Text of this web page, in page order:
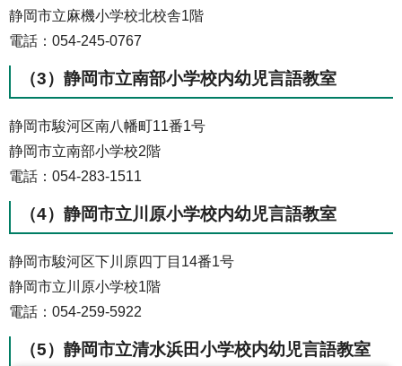
静岡市立麻機小学校北校舎1階
電話：054-245-0767
（3）静岡市立南部小学校内幼児言語教室
静岡市駿河区南八幡町11番1号
静岡市立南部小学校2階
電話：054-283-1511
（4）静岡市立川原小学校内幼児言語教室
静岡市駿河区下川原四丁目14番1号
静岡市立川原小学校1階
電話：054-259-5922
（5）静岡市立清水浜田小学校内幼児言語教室